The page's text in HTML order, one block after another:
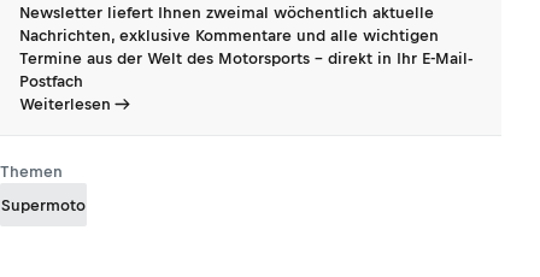
Newsletter liefert Ihnen zweimal wöchentlich aktuelle
Nachrichten, exklusive Kommentare und alle wichtigen
Termine aus der Welt des Motorsports - direkt in Ihr E-Mail-
Postfach
Weiterlesen
Themen
Supermoto